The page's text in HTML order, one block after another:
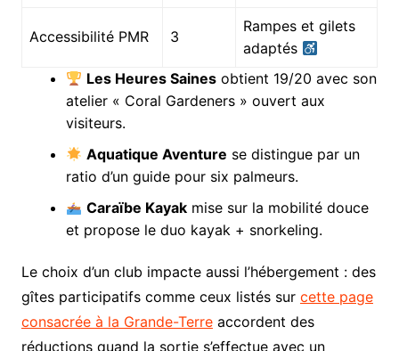
Accessibilité PMR 3
Rampes et gilets
adaptés
Les Heures Saines obtient 19/20 avec son
atelier « Coral Gardeners » ouvert aux
visiteurs.
Aquatique Aventure se distingue par un
ratio d’un guide pour six palmeurs.
Caraïbe Kayak mise sur la mobilité douce
et propose le duo kayak + snorkeling.
Le choix d’un club impacte aussi l’hébergement : des
gîtes participatifs comme ceux listés sur cette page
consacrée à la Grande-Terreaccordent des
réductions quand la sortie s’effectue avec un